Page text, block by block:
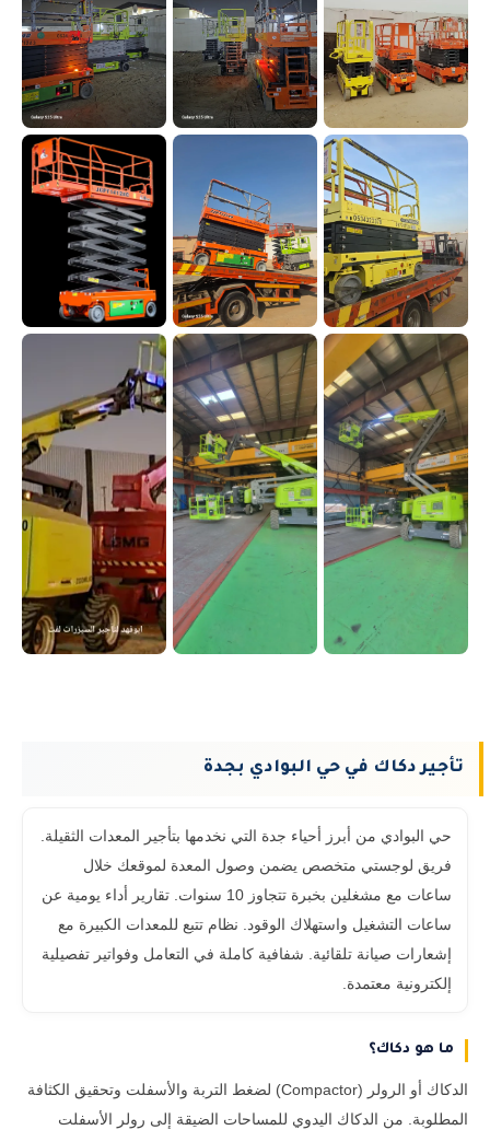
تأجير دكاك في حي البوادي بجدة
حي البوادي من أبرز أحياء جدة التي نخدمها بتأجير المعدات الثقيلة.
فريق لوجستي متخصص يضمن وصول المعدة لموقعك خلال
ساعات مع مشغلين بخبرة تتجاوز 10 سنوات. تقارير أداء يومية عن
ساعات التشغيل واستهلاك الوقود. نظام تتبع للمعدات الكبيرة مع
إشعارات صيانة تلقائية. شفافية كاملة في التعامل وفواتير تفصيلية
إلكترونية معتمدة.
ما هو دكاك؟
الدكاك أو الرولر (Compactor) لضغط التربة والأسفلت وتحقيق الكثافة
المطلوبة. من الدكاك اليدوي للمساحات الضيقة إلى رولر الأسفلت